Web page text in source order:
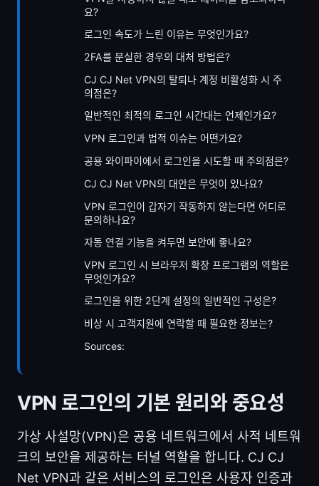
요?
로그인 속도가 느린 이유는 무엇인가요?
2FA를 분실한 경우의 대처 방법은?
CJ CJ Net VPN의 탈퇴나 계정 비활성화 시 주
의점은?
일반적인 최적의 로그인 시간대는 언제인가요?
VPN 로그인과 법적 이슈는 어떤가요?
공용 와이파이에서 로그인을 시도할 때 주의점은?
CJ CJ Net VPN의 대안은 무엇이 있나요?
VPN 로그인이 갑자기 작동하지 않는다면 어디로
문의하나요?
자동 연결 기능을 켜두면 보안에 좋나요?
VPN 로그인 시 브라우저 확장 프로그램의 역할은
무엇인가요?
로그인을 위한 2단계 설정의 일반적인 구성은?
비상 시 고객지원에 연락할 때 필요한 정보는?
Sources:
VPN 로그인의 기본 원리와 중요성
가상 사설망(VPN)은 공용 네트워크에서 사적 네트워
크의 보안을 제공하는 터널 역할을 합니다. CJ CJ
Net VPN과 같은 서비스의 로그인은 사용자 인증과